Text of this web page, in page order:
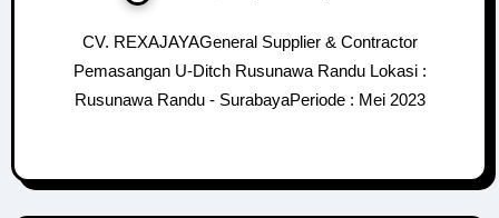
CV. REXAJAYAGeneral Supplier & Contractor
Pemasangan U-Ditch Rusunawa Randu Lokasi :
Rusunawa Randu - SurabayaPeriode : Mei 2023